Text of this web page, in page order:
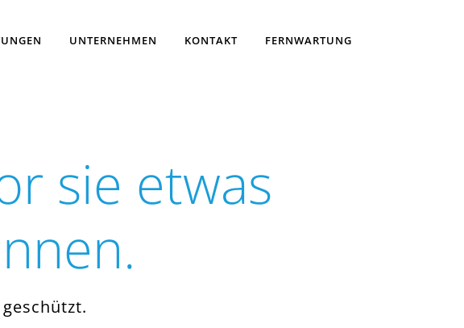
UNTERNEHMEN KONTAKT FERNWARTUNG
sie etwas